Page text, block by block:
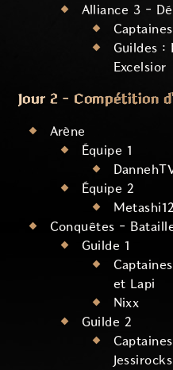
Alliance 3 -
Guildes :
Excelsior
Jour 2 - Compétition
Arène
Équipe 1
Équipe 2
Conquêtes -
Guilde 1
et Lapi
Nixx
Guilde 2
Jessirocks